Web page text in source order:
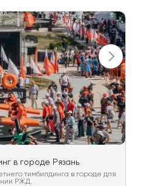
в городе Рязань
тимбилдинга в городе для
РЖД.